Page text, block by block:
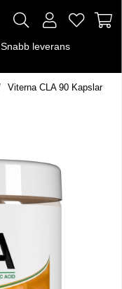
Snabb leverans
Viterna CLA 90 Kapslar